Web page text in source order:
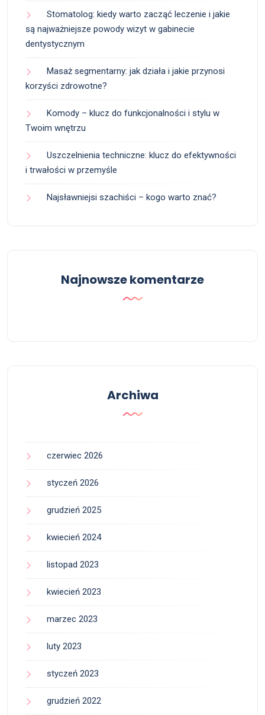
Stomatolog: kiedy warto zacząć leczenie i jakie
są najważniejsze powody wizyt w gabinecie
dentystycznym
Masaż segmentarny: jak działa i jakie przynosi
korzyści zdrowotne?
Komody – klucz do funkcjonalności i stylu w
Twoim wnętrzu
Uszczelnienia techniczne: klucz do efektywności
i trwałości w przemyśle
Najsławniejsi szachiści – kogo warto znać?
Najnowsze komentarze
Archiwa
czerwiec 2026
styczeń 2026
grudzień 2025
kwiecień 2024
listopad 2023
kwiecień 2023
marzec 2023
luty 2023
styczeń 2023
grudzień 2022